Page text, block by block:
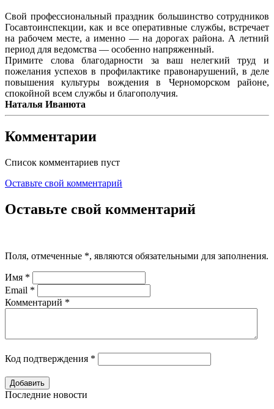
Свой профессиональный праздник большинство сотрудников
Госавтоинспекции, как и все оперативные службы, встречает
на рабочем месте, а именно — на дорогах района. А летний
период для ведомства — особенно напряженный.
Примите слова благодарности за ваш нелегкий труд и
пожелания успехов в профилактике правонарушений, в деле
повышения культуры вождения в Черноморском районе,
спокойной всем службы и благополучия.
Наталья Иванюта
Комментарии
Список комментариев пуст
Оставьте свой комментарий
Оставьте свой комментарий
Поля, отмеченные *, являются обязательными для заполнения.
Имя *
Email *
Комментарий *
Код подтверждения *
Последние новости